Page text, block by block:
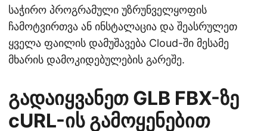
საჭირო პროგრამული უზრუნველყოფის
ჩამოტვირთვა ან ინსტალაცია და შეასრულეთ
ყველა ფაილის დამუშავება Cloud-ში მესამე
მხარის დამოკიდებულების გარეშე.
გადაიყვანეთ GLB FBX-ზე
cURL-ის გამოყენებით